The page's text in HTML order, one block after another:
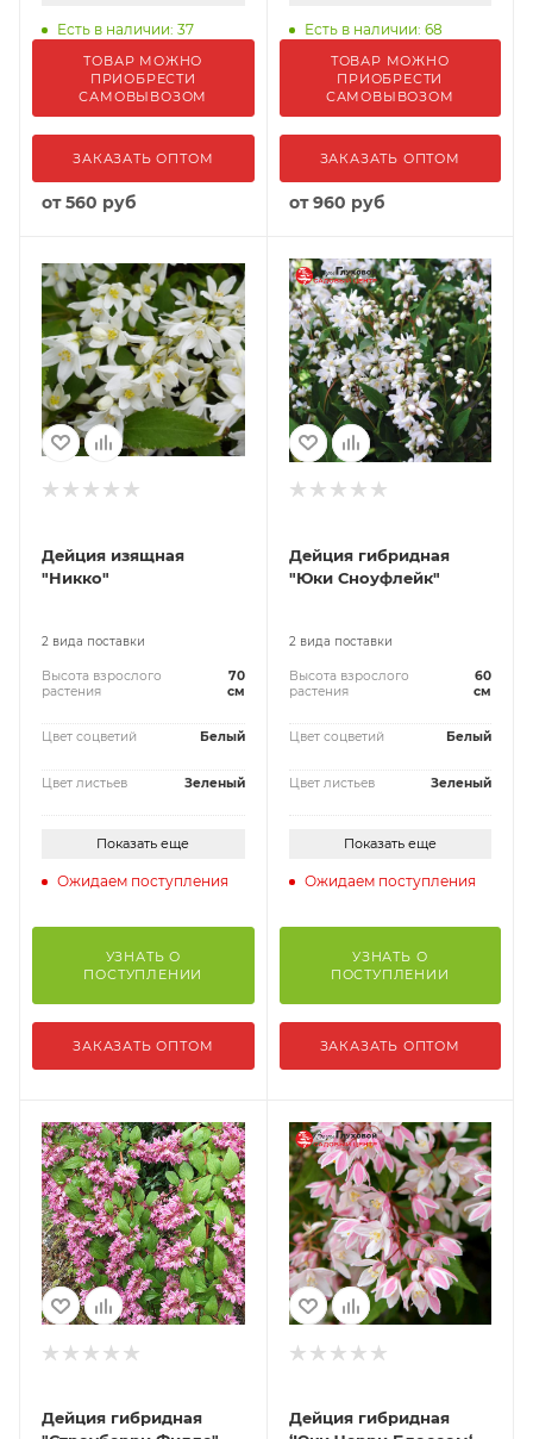
Есть в наличии: 37
ТОВАР МОЖНО
ПРИОБРЕСТИ
САМОВЫВОЗОМ
ЗАКАЗАТЬ ОПТОМ
от560 руб
Есть в наличии: 68
ТОВАР МОЖНО
ПРИОБРЕСТИ
САМОВЫВОЗОМ
ЗАКАЗАТЬ ОПТОМ
от960 руб
Дейция изящная
"Никко"
2 вида поставки
Высота взрослого
растения
70
см
Цвет соцветий Белый
Цвет листьев Зеленый
Показать еще
Ожидаем поступления
УЗНАТЬ О
ПОСТУПЛЕНИИ
ЗАКАЗАТЬ ОПТОМ
Дейция гибридная
"Юки Сноуфлейк"
2 вида поставки
Высота взрослого
растения
60
см
Цвет соцветий Белый
Цвет листьев Зеленый
Показать еще
Ожидаем поступления
УЗНАТЬ О
ПОСТУПЛЕНИИ
ЗАКАЗАТЬ ОПТОМ
Дейция гибридная
Дейция гибридная